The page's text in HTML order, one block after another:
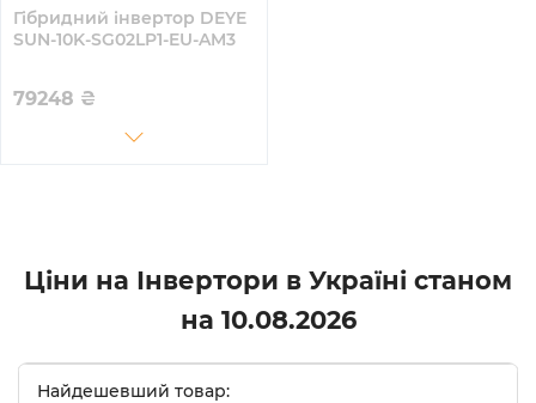
Гібридний інвертор DEYE
SUN-10K-SG02LP1-EU-AM3
79248 ₴
Ціни на Інвертори в Україні станом
на 10.08.2026
Найдешевший товар: